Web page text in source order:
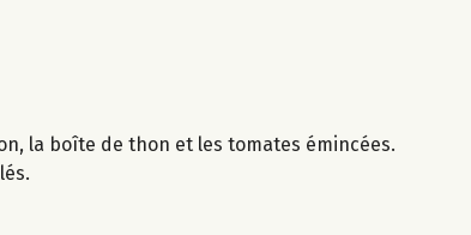
la boîte de thon et les tomates émincées.